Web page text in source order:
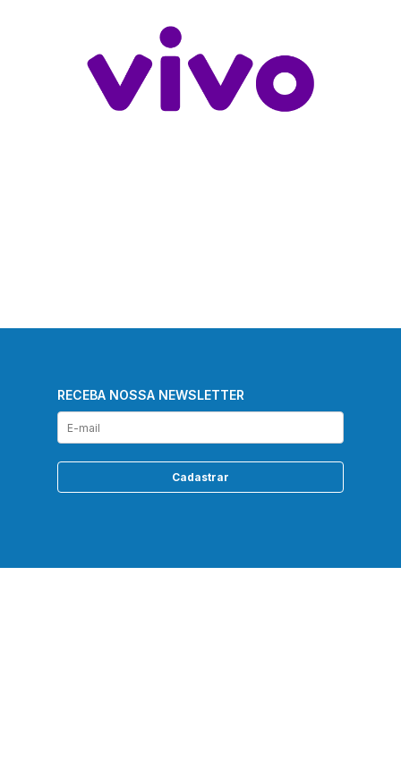
RECEBA NOSSA NEWSLETTER
Cadastrar